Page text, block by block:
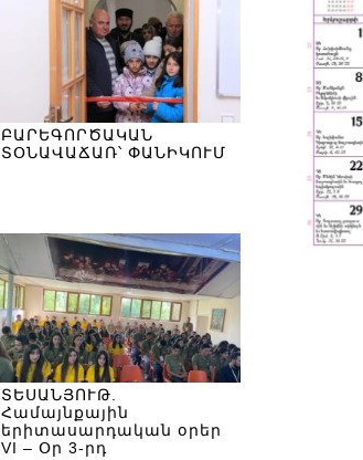
ԲԱՐԵԳՈՐԾԱԿԱՆ
ՏՕՆԱՎԱՃԱՌ՝ ՓԱՆԻԿՈՒՄ
ՏԵՍԱՆՅՈՒԹ.
Համայնքային
երիտասարդական օրեր
VI – Օր 3-րդ